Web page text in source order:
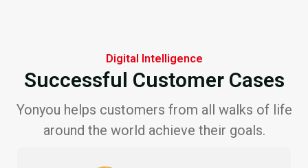
Digital Intelligence
Successful Customer Cases
Yonyou helps customers from all walks of life
around the world achieve their goals.